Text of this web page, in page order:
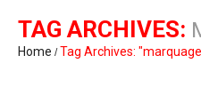
TAG ARCHIVES:
Home Tag Archives: